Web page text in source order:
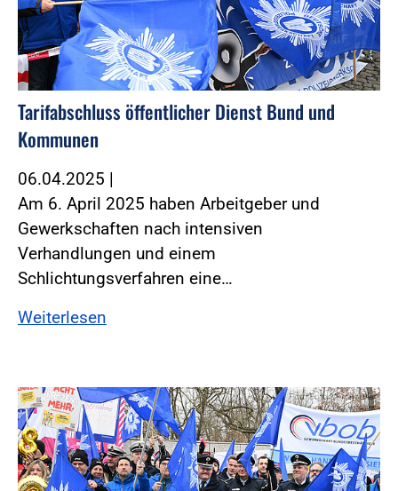
Tarifabschluss öffentlicher Dienst Bund und
Kommunen
06.04.2025 |
Am 6. April 2025 haben Arbeitgeber und
Gewerkschaften nach intensiven
Verhandlungen und einem
Schlichtungsverfahren eine…
Weiterlesen
Foto:Foto: Windmüller